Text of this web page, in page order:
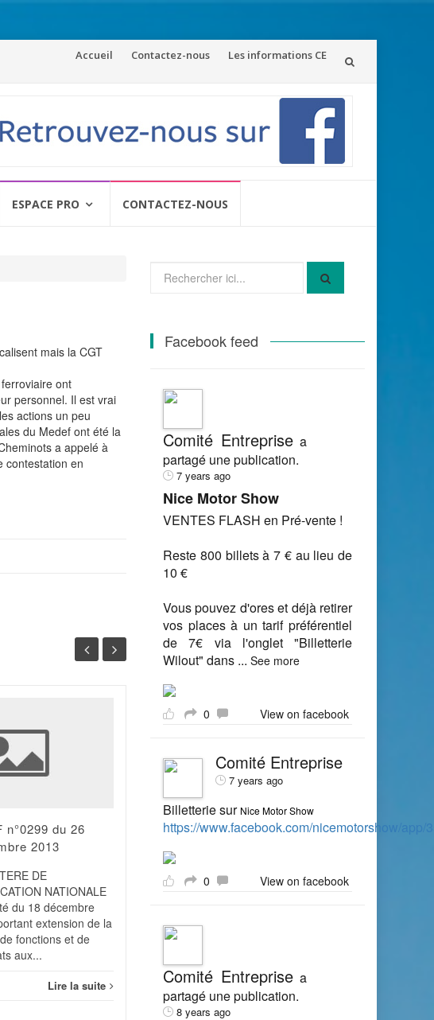
Aller
Accueil Contactez-nous Les informations CE
ESPACE PRO CONTACTEZ-NOUS
mais la CGT
ont
personnel. Il est vrai
actions un peu
du Medef ont été la
a appelé à
contestation en
n°0299 du 26
2013
DE
NATIONALE
du 18 décembre
extension de la
fonctions et de
aux...
Lire la suite
Vers une hausse
contrôles Urssaf ?
Alors que les contrôles
sévères, le pire reste
semble-t-il à venir... mieux
pour
Facebook feed
Comité Entreprisea
partagé une publication.
7 years ago
Nice Motor Show
VENTES FLASH en Pré-vente !
Reste 800 billets à 7 € au lieu de
10 €
Vous pouvez d'ores et déjà retirer
vos places à un tarif préférentiel
de 7€ via l'onglet "Billetterie
Wilout" dans ... See more
0 View on facebook
Comité Entreprise
7 years ago
Billetterie sur Nice Motor Show
https://www.facebook.com/nicemotorshow/app/
0 View on facebook
Comité Entreprisea
partagé une publication.
8 years ago